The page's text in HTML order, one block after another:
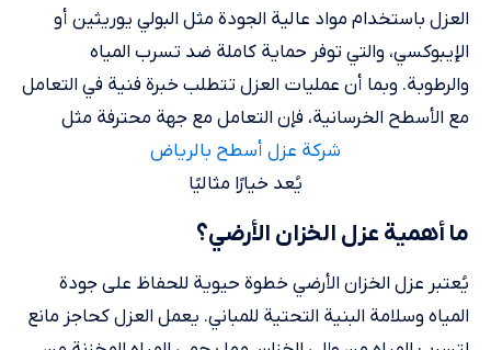
العزل باستخدام مواد عالية الجودة مثل البولي يوريثين أو
الإيبوكسي، والتي توفر حماية كاملة ضد تسرب المياه
والرطوبة. وبما أن عمليات العزل تتطلب خبرة فنية في التعامل
مع الأسطح الخرسانية، فإن التعامل مع جهة محترفة مثل
شركة عزل أسطح بالرياض
يُعد خيارًا مثاليًا
ما أهمية عزل الخزان الأرضي؟
يُعتبر عزل الخزان الأرضي خطوة حيوية للحفاظ على جودة
المياه وسلامة البنية التحتية للمباني. يعمل العزل كحاجز مانع